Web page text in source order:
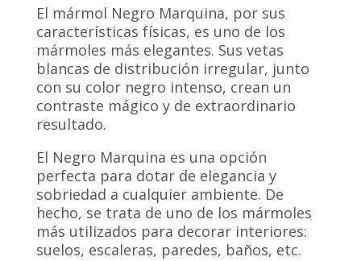
El mármol Negro Marquina, por sus
características físicas, es uno de los
mármoles más elegantes. Sus vetas
blancas de distribución irregular, junto
con su color negro intenso, crean un
contraste mágico y de extraordinario
resultado.
El Negro Marquina es una opción
perfecta para dotar de elegancia y
sobriedad a cualquier ambiente. De
hecho, se trata de uno de los mármoles
más utilizados para decorar interiores:
suelos, escaleras, paredes, baños, etc.